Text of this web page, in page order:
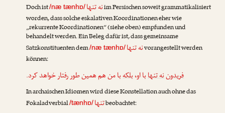
Doch ist/næ tænhɒ/نه تنهاim Persischen soweit grammatikalisiert
worden, dass solche eskalativen Koordinationen eher wie
„rekurrente Koordinationen“ (siehe oben) empfunden und
behandelt werden. Ein Beleg dafür ist, dass gemeinsame
Satzkonstituenten dem/næ tænhɒ/نه تنهاvorangestellt werden
können:
فریدوننه تنهابا او،بلکهبا من هم همین طور رفتار خواهد کرد.
In archaischen Idiomen wird diese Konstellation auch ohne das
Fokaladverbial/tænhɒ/تنهاbeobachtet: